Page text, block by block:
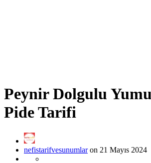
Peynir Dolgulu
Pide Tarifi
nefistarifvesunumlaron 21 Mayıs 2024